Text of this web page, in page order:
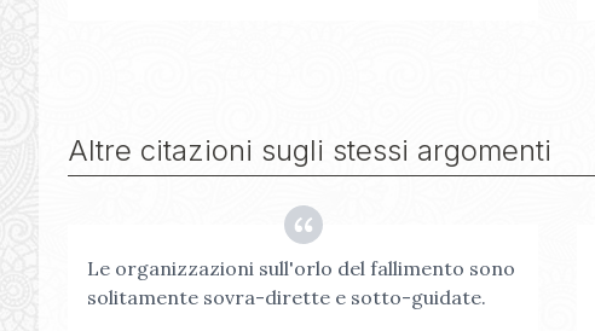
Altre citazioni sugli stessi argomenti
Le organizzazioni sull'orlo del fallimento sono
solitamente sovra-dirette e sotto-guidate.